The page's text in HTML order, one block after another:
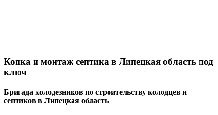
Копка и монтаж септика в Липецкая область под
ключ
Бригада колодезников по строительству колодцев и
септиков в Липецкая область